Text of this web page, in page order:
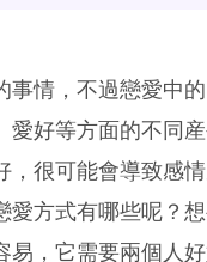
事情，不過戀愛中
愛好等方面的不同
，很可能會導致感
愛方式有哪些呢？
易，它需要兩個人